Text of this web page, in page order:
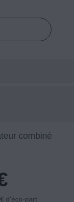
combiné
d'éco-part